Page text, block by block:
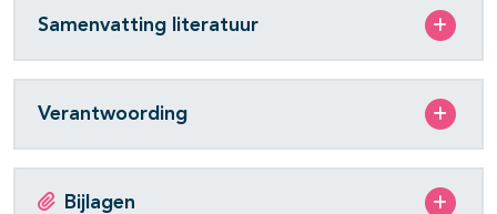
Samenvatting literatuur
Verantwoording
Bijlagen